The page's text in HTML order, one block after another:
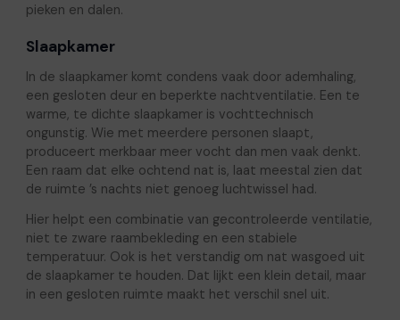
pieken en dalen.
Slaapkamer
In de slaapkamer komt condens vaak door ademhaling,
een gesloten deur en beperkte nachtventilatie. Een te
warme, te dichte slaapkamer is vochttechnisch
ongunstig. Wie met meerdere personen slaapt,
produceert merkbaar meer vocht dan men vaak denkt.
Een raam dat elke ochtend nat is, laat meestal zien dat
de ruimte ’s nachts niet genoeg luchtwissel had.
Hier helpt een combinatie van gecontroleerde ventilatie,
niet te zware raambekleding en een stabiele
temperatuur. Ook is het verstandig om nat wasgoed uit
de slaapkamer te houden. Dat lijkt een klein detail, maar
in een gesloten ruimte maakt het verschil snel uit.